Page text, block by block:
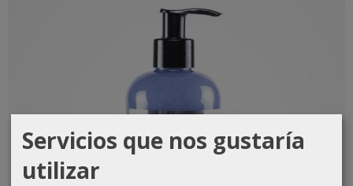
Servicios que nos gustaría
utilizar